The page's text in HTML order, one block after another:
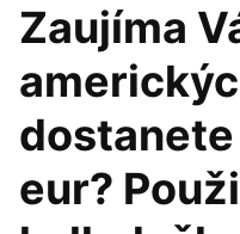
Zaujíma
eur?